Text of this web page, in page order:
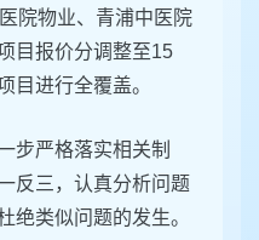
院物业、青浦中医院
目报价分调整至15
目进行全覆盖。
步严格落实相关制
反三，认真分析问题
绝类似问题的发生。